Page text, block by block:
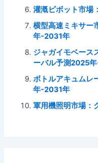
灌漑ピボット市場
横型高速ミキサー
年-2031年
ジャガイモベース
ーバル予測2025
ボトルアキュムレ
年-2031年
軍用機照明市場：